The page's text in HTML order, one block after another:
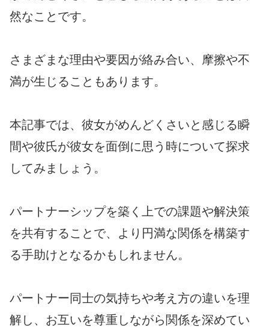
然なことです。
さまざまな理由や要因が絡み合い、摩擦や不
満が生じることもあります。
本記事では、彼女がめんどくさいと感じる瞬
間や彼氏が彼女を面倒に思う時について探求
してみましょう。
パートナーシップを築く上での課題や解決策
を共有することで、より円満な関係を構築す
る手助けとなるかもしれません。
パートナー同士の気持ちや考え方の違いを理
解し、お互いを尊重しながら関係を深めてい